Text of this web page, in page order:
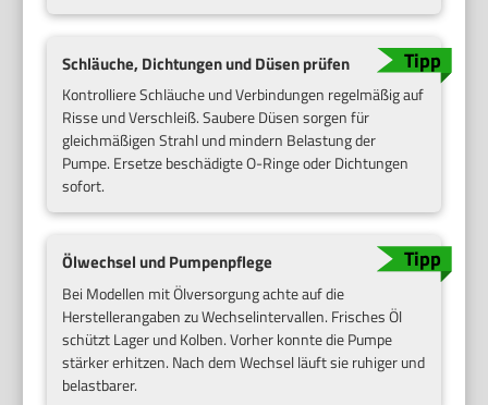
Schläuche, Dichtungen und Düsen prüfen
Kontrolliere Schläuche und Verbindungen regelmäßig auf
Risse und Verschleiß. Saubere Düsen sorgen für
gleichmäßigen Strahl und mindern Belastung der
Pumpe. Ersetze beschädigte O-Ringe oder Dichtungen
sofort.
Ölwechsel und Pumpenpflege
Bei Modellen mit Ölversorgung achte auf die
Herstellerangaben zu Wechselintervallen. Frisches Öl
schützt Lager und Kolben. Vorher konnte die Pumpe
stärker erhitzen. Nach dem Wechsel läuft sie ruhiger und
belastbarer.